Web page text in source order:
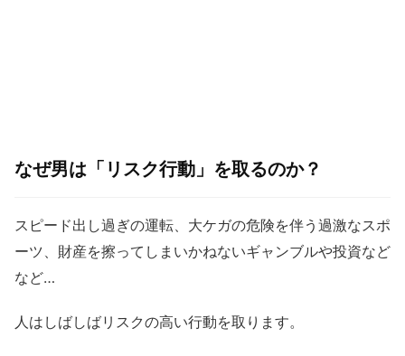
なぜ男は「リスク行動」を取るのか？
スピード出し過ぎの運転、大ケガの危険を伴う過激なスポ
ーツ、財産を擦ってしまいかねないギャンブルや投資など
など…
人はしばしばリスクの高い行動を取ります。